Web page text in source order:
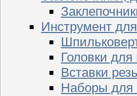
Инструмент
Головки
Вставки
Наборы для